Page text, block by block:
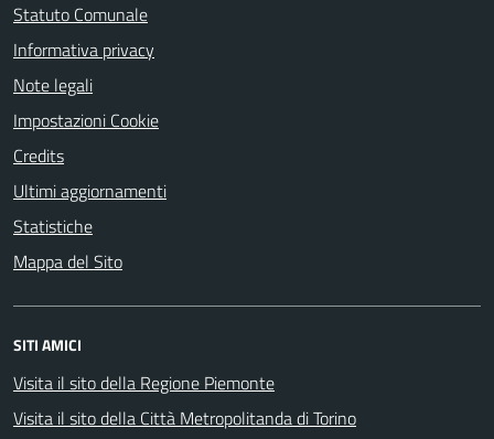
Statuto Comunale
Informativa privacy
Note legali
Impostazioni Cookie
Credits
Ultimi aggiornamenti
Statistiche
Mappa del Sito
SITI AMICI
Visita il sito della Regione Piemonte
Visita il sito della Città Metropolitanda di Torino